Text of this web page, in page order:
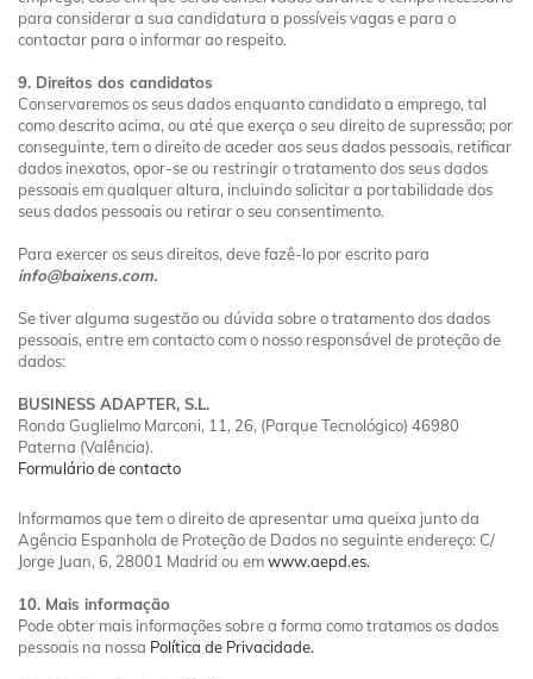
para considerar a sua candidatura a possíveis vagas e para o
contactar para o informar ao respeito.
9. Direitos dos candidatos
Conservaremos os seus dados enquanto candidato a emprego, tal
como descrito acima, ou até que exerça o seu direito de supressão; por
conseguinte, tem o direito de aceder aos seus dados pessoais, retificar
dados inexatos, opor-se ou restringir o tratamento dos seus dados
pessoais em qualquer altura, incluindo solicitar a portabilidade dos
seus dados pessoais ou retirar o seu consentimento.
Para exercer os seus direitos, deve fazê-lo por escrito para
info@baixens.com.
Se tiver alguma sugestão ou dúvida sobre o tratamento dos dados
pessoais, entre em contacto com o nosso responsável de proteção de
dados:
BUSINESS ADAPTER, S.L.
Ronda Guglielmo Marconi, 11, 26, (Parque Tecnológico) 46980
Paterna (Valência).
Formulário de contacto
Informamos que tem o direito de apresentar uma queixa junto da
Agência Espanhola de Proteção de Dados no seguinte endereço: C/
Jorge Juan, 6, 28001 Madrid ou emwww.aepd.es.
10. Mais informação
Pode obter mais informações sobre a forma como tratamos os dados
pessoais na nossa Política de Privacidade.